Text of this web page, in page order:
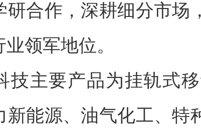
研合作，深耕细分市场
领军地位。
技主要产品为挂轨式
新能源、油气化工、特